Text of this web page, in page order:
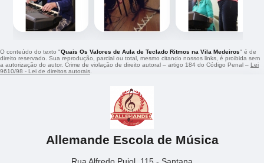
O conteúdo do texto "Quais Os Valores de Aula de Teclado Ritmos na Vila Medeiros" é de
direito reservado. Sua reprodução, parcial ou total, mesmo citando nossos links, é proibida sem
a autorização do autor. Crime de violação de direito autoral – artigo 184 do Código Penal – Lei
9610/98 - Lei de direitos autorais.
Allemande Escola de Música
Rua Alfredo Pujol, 115 - Santana